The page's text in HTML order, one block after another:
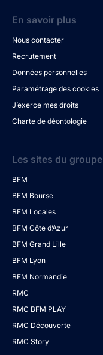
En savoir plus
Nous contacter
Recrutement
Données personnelles
Paramétrage des cookies
J’exerce mes droits
Charte de déontologie
Les sites du groupe
BFM
BFM Bourse
BFM Locales
BFM Côte d’Azur
BFM Grand Lille
BFM Lyon
BFM Normandie
RMC
RMC BFM PLAY
RMC Découverte
RMC Story